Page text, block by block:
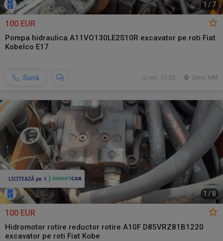
1 / 7
100 EUR
Pompa hidraulica A11VO130LE2S10R excavator pe roti Fiat
Kobelco E17
Sună Seini, MM
ieri, 10:25
1 /8
100 EUR
Hidromotor rotire reductor rotire A10F D85VRZ81B1220
excavator pe roti Fiat Kobe